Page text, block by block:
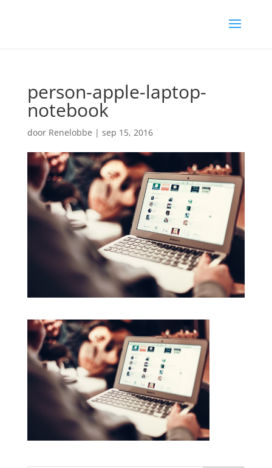
person-apple-laptop-
notebook
door Renelobbe | sep 15, 2016